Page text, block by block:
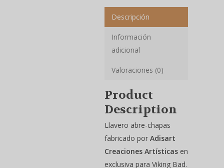
Descripción
Información
adicional
Valoraciones (0)
Product
Description
Llavero abre-chapas
fabricado por Adisart
Creaciones Artísticasen
exclusiva para Viking Bad.